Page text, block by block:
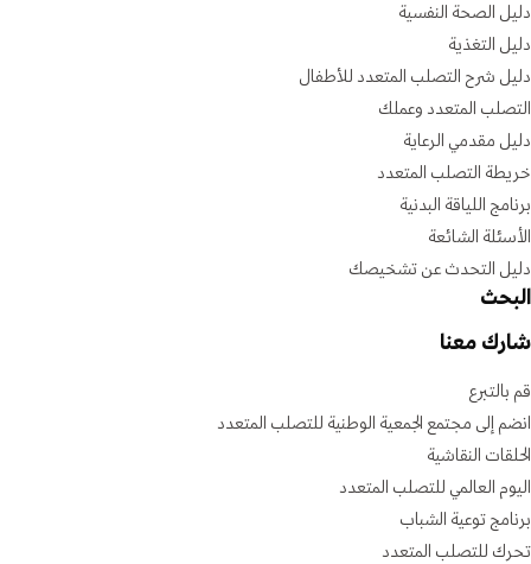
دليل الصحة النفسية
دليل التغذية
دليل شرح التصلب المتعدد للأطفال
التصلب المتعدد وعملك
دليل مقدمي الرعاية
خريطة التصلب المتعدد
برنامج اللياقة البدنية
الأسئلة الشائعة
دليل التحدث عن تشخيصك
البحث
شارك معنا
قم بالتبرع
انضم إلى مجتمع الجمعية الوطنية للتصلب المتعدد
الحلقات النقاشية
اليوم العالمي للتصلب المتعدد
برنامج توعية الشباب
تحرك للتصلب المتعدد